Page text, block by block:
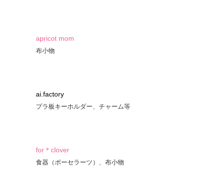
apricot mom
布小物
ai.factory
プラ板キーホルダー、チャーム等
for＊clover
食器（ポーセラーツ）、布小物